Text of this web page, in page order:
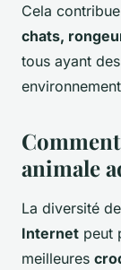
Cela
chats,
tous ayant
animale
La diversité de
Internet peut
meilleures